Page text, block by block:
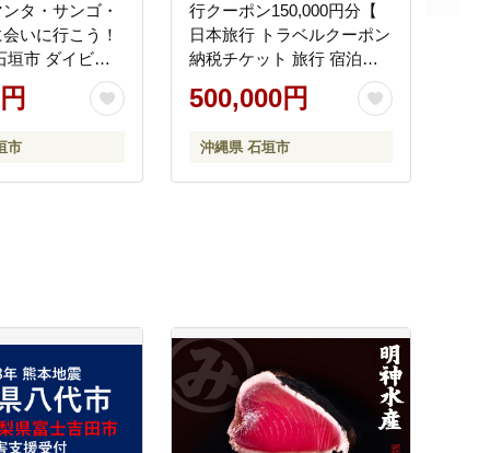
タ・サンゴ・
いに行こう！
垣市 ダイビン
ダイバー マン
ガメ 旅行】
市
行クーポン150,000円分【
日本旅行 トラベルクーポン
納税チケット 旅行 宿泊券
ホテル 観光 旅行 旅行券 交
通費 体験 宿泊 夏休み 冬休
プル 夫婦 親子 石垣島旅行
】NR-4
500,000円
沖縄県 石垣市